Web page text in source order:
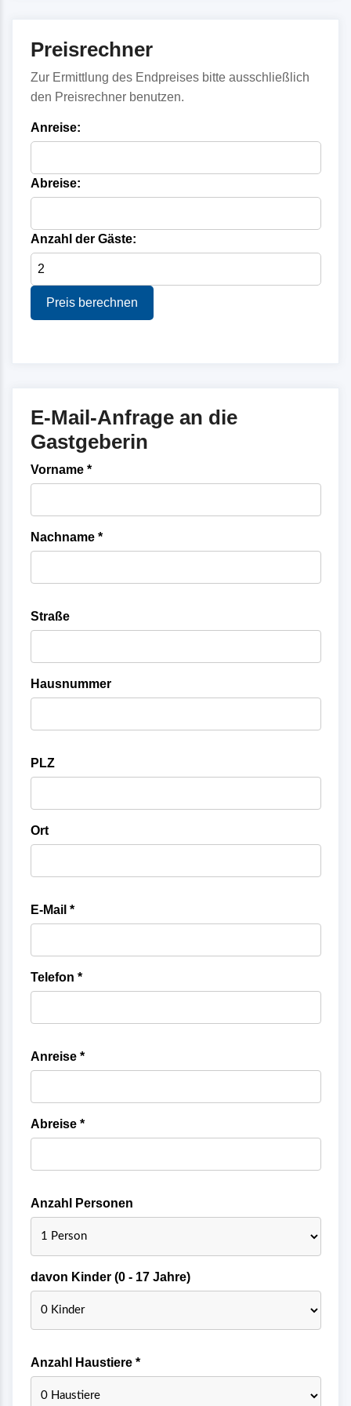
Preisrechner
Zur Ermittlung des Endpreises bitte ausschließlich
den Preisrechner benutzen.
Anreise:
Abreise:
Anzahl der Gäste:
Preis berechnen
E-Mail-Anfrage an die
Gastgeberin
Vorname *
Nachname *
Straße
Hausnummer
PLZ
Ort
E-Mail *
Telefon *
Anreise *
Abreise *
Anzahl Personen
davon Kinder (0 - 17 Jahre)
Anzahl Haustiere *